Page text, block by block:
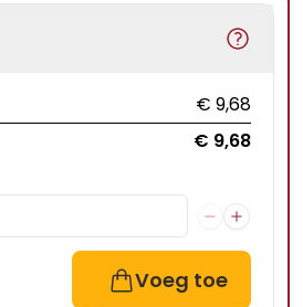
€ 9,68
€ 9,68
Voeg toe